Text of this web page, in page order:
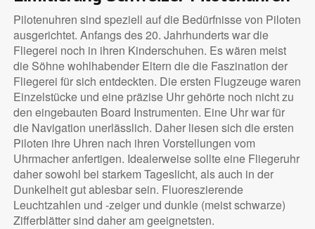
Pilotenuhren sind speziell auf die Bedürfnisse von Piloten
ausgerichtet. Anfangs des 20. Jahrhunderts war die
Fliegerei noch in ihren Kinderschuhen. Es wären meist
die Söhne wohlhabender Eltern die die Faszination der
Fliegerei für sich entdeckten. Die ersten Flugzeuge waren
Einzelstücke und eine präzise Uhr gehörte noch nicht zu
den eingebauten Board Instrumenten. Eine Uhr war für
die Navigation unerlässlich. Daher liesen sich die ersten
Piloten ihre Uhren nach ihren Vorstellungen vom
Uhrmacher anfertigen. Idealerweise sollte eine Fliegeruhr
daher sowohl bei starkem Tageslicht, als auch in der
Dunkelheit gut ablesbar sein. Fluoreszierende
Leuchtzahlen und -zeiger und dunkle (meist schwarze)
Zifferblätter sind daher am geeignetsten.